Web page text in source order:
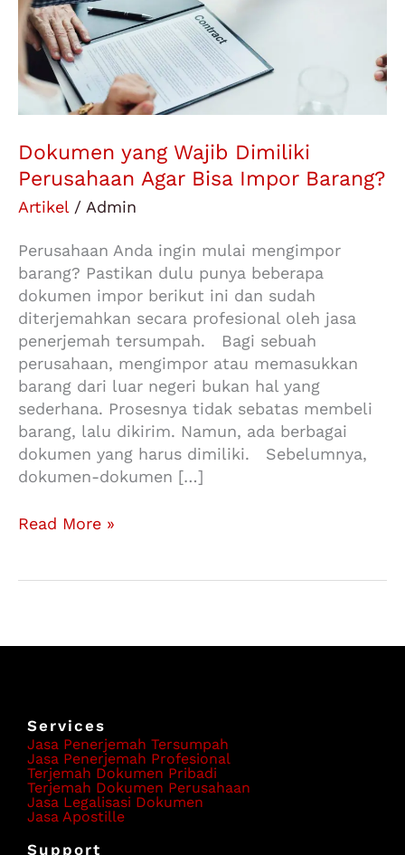
Dokumen yang Wajib Dimiliki
Perusahaan Agar Bisa Impor Barang?
Artikel/ Admin
Perusahaan Anda ingin mulai mengimpor
barang? Pastikan dulu punya beberapa
dokumen impor berikut ini dan sudah
diterjemahkan secara profesional oleh jasa
penerjemah tersumpah. Bagi sebuah
perusahaan, mengimpor atau memasukkan
barang dari luar negeri bukan hal yang
sederhana. Prosesnya tidak sebatas membeli
barang, lalu dikirim. Namun, ada berbagai
dokumen yang harus dimiliki. Sebelumnya,
dokumen-dokumen […]
Bisa
Impor
Barang?
Read More »
Services
Jasa Penerjemah Tersumpah
Jasa Penerjemah Profesional
Terjemah Dokumen Pribadi
Terjemah Dokumen Perusahaan
Jasa Legalisasi Dokumen
Jasa Apostille
Support